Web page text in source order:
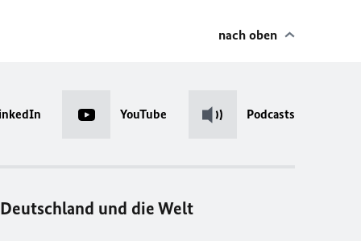
nach oben
YouTube Podcasts
Deutschland und die Welt